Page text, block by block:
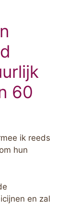
60
ik reeds
hun
en zal